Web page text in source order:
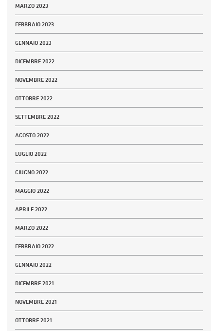
MARZO 2023
FEBBRAIO 2023
GENNAIO 2023
DICEMBRE 2022
NOVEMBRE 2022
OTTOBRE 2022
SETTEMBRE 2022
AGOSTO 2022
LUGLIO 2022
GIUGNO 2022
MAGGIO 2022
APRILE 2022
MARZO 2022
FEBBRAIO 2022
GENNAIO 2022
DICEMBRE 2021
NOVEMBRE 2021
OTTOBRE 2021